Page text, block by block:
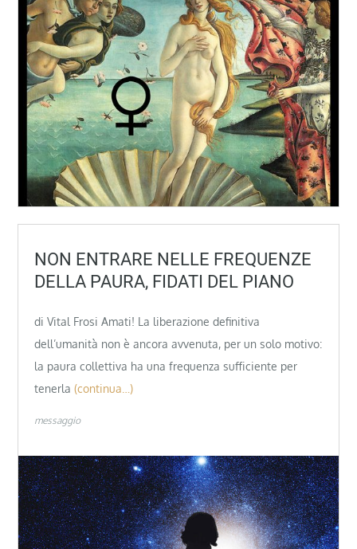
NON ENTRARE NELLE FREQUENZE
DELLA PAURA, FIDATI DEL PIANO
di Vital Frosi Amati! La liberazione definitiva
dell’umanità non è ancora avvenuta, per un solo motivo:
la paura collettiva ha una frequenza sufficiente per
tenerla (continua…)
messaggio